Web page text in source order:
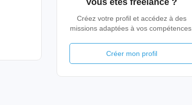
Vous êtes freelance ?
Créez votre profil et accédez à des
missions adaptées à vos compétences.
Créer mon profil